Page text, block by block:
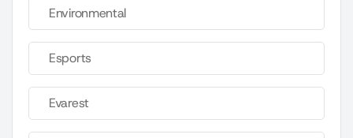
Environmental
Esports
Evarest